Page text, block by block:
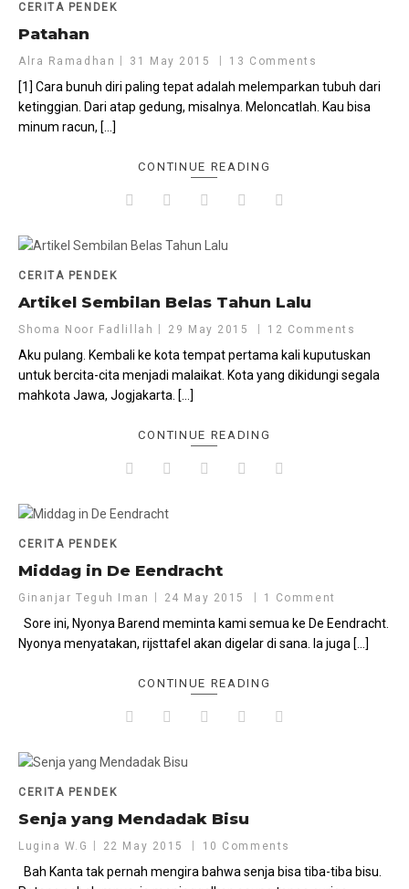
CERITA PENDEK
Patahan
Alra Ramadhan 31 May 2015 13 Comments
[1] Cara bunuh diri paling tepat adalah melemparkan tubuh dari
ketinggian. Dari atap gedung, misalnya. Meloncatlah. Kau bisa
minum racun, […]
CONTINUE READING
CERITA PENDEK
Artikel Sembilan Belas Tahun Lalu
Shoma Noor Fadlillah 29 May 2015 12 Comments
Aku pulang. Kembali ke kota tempat pertama kali kuputuskan
untuk bercita-cita menjadi malaikat. Kota yang dikidungi segala
mahkota Jawa, Jogjakarta. […]
CONTINUE READING
CERITA PENDEK
Middag in De Eendracht
Ginanjar Teguh Iman 24 May 2015 1 Comment
Sore ini, Nyonya Barend meminta kami semua ke De Eendracht.
Nyonya menyatakan, rijsttafel akan digelar di sana. Ia juga […]
CONTINUE READING
CERITA PENDEK
Senja yang Mendadak Bisu
Lugina W.G 22 May 2015 10 Comments
Bah Kanta tak pernah mengira bahwa senja bisa tiba-tiba bisu.